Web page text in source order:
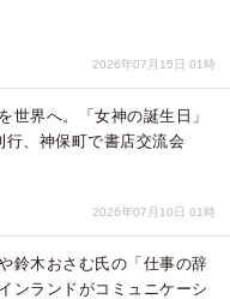
2026年07月15日 01時
世界へ。「女神の誕生日」
、神保町で書店交流会
2026年07月10日 01時
鈴木おさむ氏の「仕事の辞
ンランドがコミュニケーシ